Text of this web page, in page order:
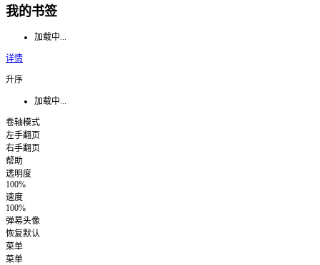
我的书签
加载中...
详情
升序
加载中...
卷轴模式
左手翻页
右手翻页
帮助
透明度
100%
速度
100%
弹幕头像
恢复默认
菜单
菜单